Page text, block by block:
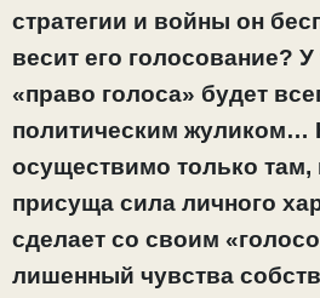
стратегии и войны он
весит его голосование?
«право голоса» будет
политическим жуликом…
осуществимо только там,
присуща сила личного
сделает со своим
лишенный чувства